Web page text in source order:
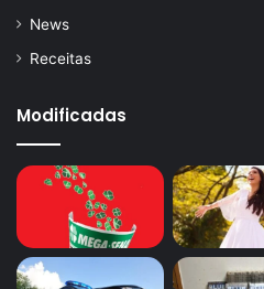
News
Receitas
Modificadas